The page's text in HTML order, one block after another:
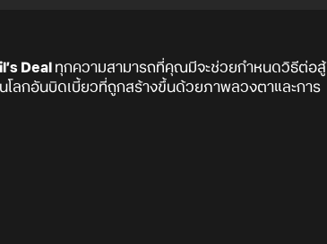
Deal ทุกความสามารถที่คุณมีจะช่วยกำหนดวิธีต่อสู้
ลกอันบิดเบี้ยวที่ถูกสร้างขึ้นด้วยภาพลวงตาและการ